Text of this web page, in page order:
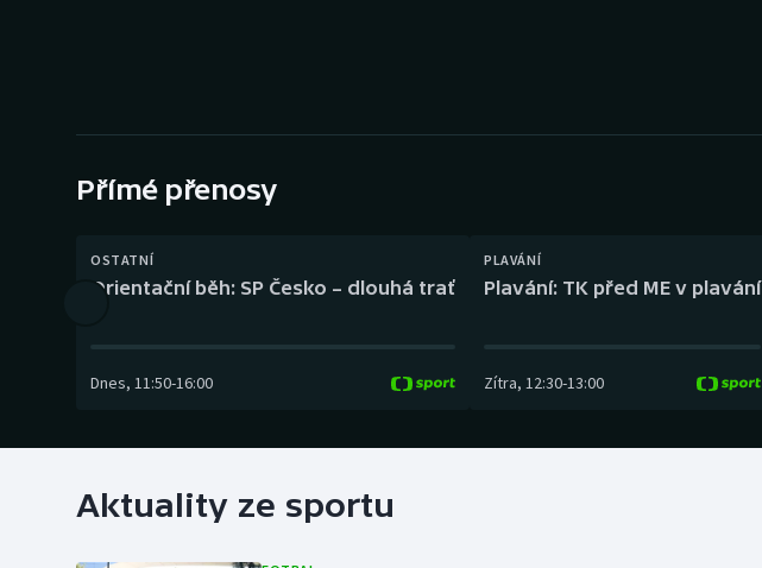
Gymnastika Plážový volejbal
Přímé přenosy
OSTATNÍ
Orientační běh: SP Česko – dlouhá trať
Dnes, 11:50-16:00
PLAVÁNÍ
Plavání: TK před ME v plavání
Zítra, 12:30-13:00
Aktuality ze sportu